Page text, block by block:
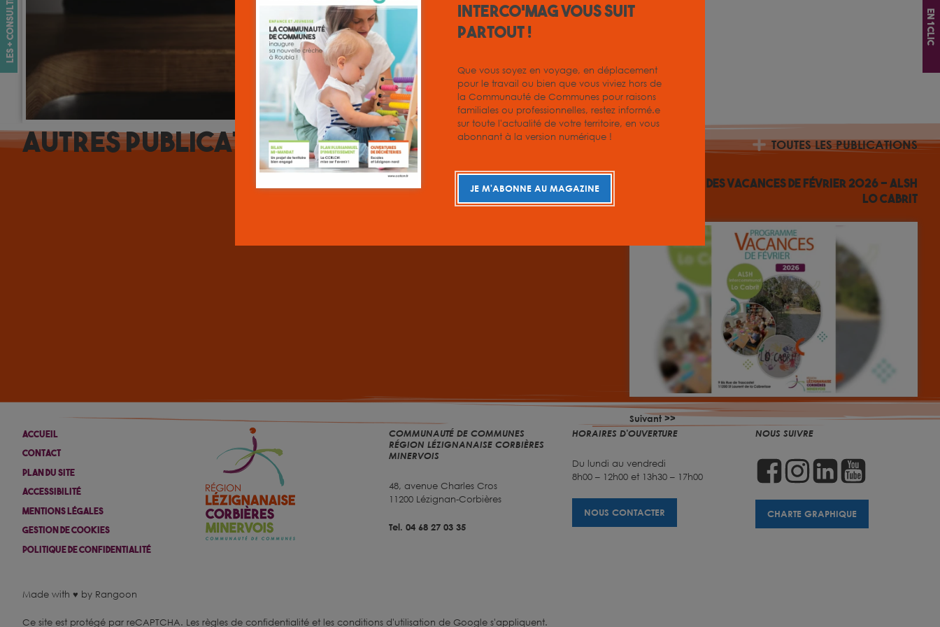
AutresPublications TOUTES LES PUBLICATIONS
Programme des vacances de février 2026 – ALSH
Lo Cabrit
Suivant >>
Accueil
Contact
Plan Du Site
Accessibilité
Mentions Légales
Gestion De Cookies
Politique De Confidentialité
COMMUNAUTÉ DE COMMUNES
RÉGION LÉZIGNANAISE CORBIÈRES
MINERVOIS
48, avenue Charles Cros
11200 Lézignan-Corbières
Tel. 04 68 27 03 35
HORAIRES D'OUVERTURE
Du lundi au vendredi
8h00 – 12h00 et 13h30 – 17h00
NOUS CONTACTER
NOUS SUIVRE
CHARTE GRAPHIQUE
Made with ♥ by Rangoon
Ce site est protégé par reCAPTCHA. Les règles de confidentialité et les conditions d'utilisation de Google s'appliquent.
les + consultés En 1 clic
INTERCO'MAG vous suit
partout !
Que vous soyez en voyage, en déplacement
pour le travail ou bien que vous viviez hors de
la Communauté de Communes pour raisons
familiales ou professionnelles, restez informé.e
sur toute l'actualité de votre territoire, en vous
abonnant à la version numérique !
JE M'ABONNE AU MAGAZINE